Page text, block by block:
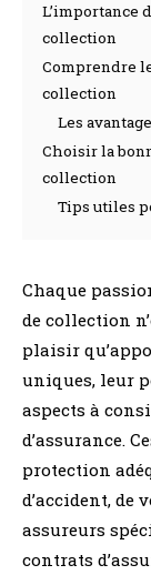
L’importance
collection
Comprendre
collection
Les
Choisir la
collection
Tips utiles
Chaque
de collection
plaisir
uniques, leur
aspects à
d’assurance.
protection
d’accident, de
assureurs
contrats